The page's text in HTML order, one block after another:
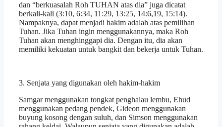
dan “berkuasalah Roh TUHAN atas dia” juga dicatat
berkali-kali (3:10, 6:34, 11:29, 13:25, 14:6,19, 15:14).
Nampaknya, dapat menjadi hakim adalah atas pemilihan
Tuhan. Jika Tuhan ingin menggunakannya, maka Roh
Tuhan akan menghinggapi dia. Dengan itu, dia akan
memiliki kekuatan untuk bangkit dan bekerja untuk Tuhan.
3. Senjata yang digunakan oleh hakim-hakim
Samgar menggunakan tongkat penghalau lembu, Ehud
menggunakan pedang pendek, Gideon menggunakan
buyung kosong dengan suluh, dan Simson menggunakan